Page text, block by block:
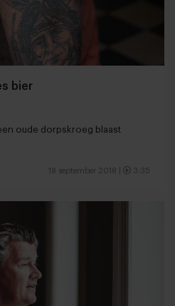
bier
oude dorpskroeg blaast
18 september 2018 3:35